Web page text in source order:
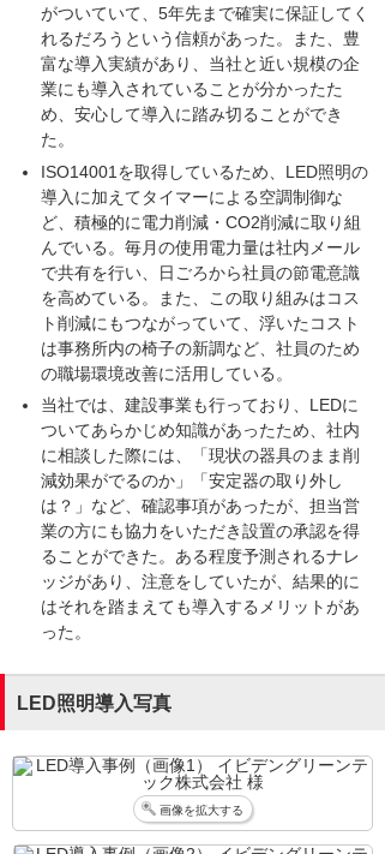
がついていて、5年先まで確実に保証してく
れるだろうという信頼があった。また、豊
富な導入実績があり、当社と近い規模の企
業にも導入されていることが分かったた
め、安心して導入に踏み切ることができ
た。
ISO14001を取得しているため、LED照明の
導入に加えてタイマーによる空調制御な
ど、積極的に電力削減・CO2削減に取り組
んでいる。毎月の使用電力量は社内メール
で共有を行い、日ごろから社員の節電意識
を高めている。また、この取り組みはコス
ト削減にもつながっていて、浮いたコスト
は事務所内の椅子の新調など、社員のため
の職場環境改善に活用している。
当社では、建設事業も行っており、LEDに
ついてあらかじめ知識があったため、社内
に相談した際には、「現状の器具のまま削
減効果がでるのか」「安定器の取り外し
は？」など、確認事項があったが、担当営
業の方にも協力をいただき設置の承認を得
ることができた。ある程度予測されるナレ
ッジがあり、注意をしていたが、結果的に
はそれを踏まえても導入するメリットがあ
った。
LED照明導入写真
画像を拡大する